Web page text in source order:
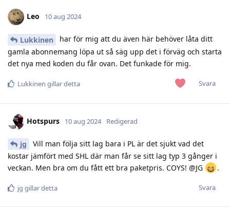
Leo 10 aug 2024
Lukkinen
har för mig att du även här behöver låta ditt
gamla abonnemang löpa ut så säg upp det i förväg och starta
det nya med koden du får ovan. Det funkade för mig.
Svara
Lukkinen gillar detta
Hotspurs 10 aug 2024 Redigerad
jg
Vill man följa sitt lag bara i PL är det sjukt vad det
kostar jämfört med SHL där man får se sitt lag typ 3 gånger i
veckan. Men bra om du fått ett bra paketpris. COYS! @JG
.
Svara
jg gillar detta